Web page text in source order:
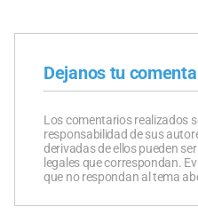
Dejanos tu
Los comentarios realizados
responsabilidad de sus
derivadas de ellos pueden
legales que correspondan.
que no respondan al tema